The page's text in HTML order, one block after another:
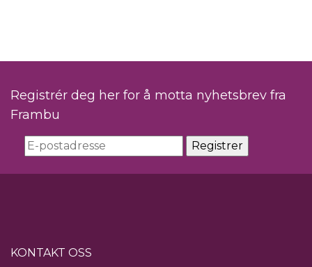
Registrér deg her for å motta nyhetsbrev fra
Frambu
KONTAKT OSS